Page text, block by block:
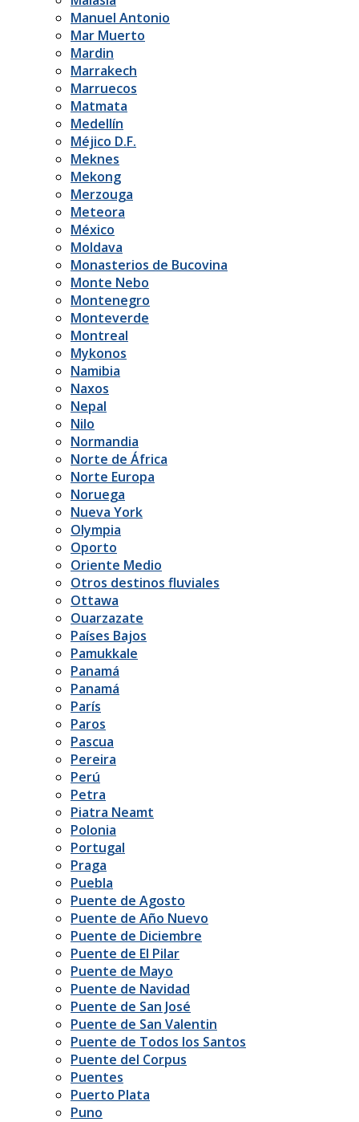
Manuel Antonio
Mar Muerto
Mardin
Marrakech
Marruecos
Matmata
Medellín
Méjico D.F.
Meknes
Mekong
Merzouga
Meteora
México
Moldava
Monasterios de Bucovina
Monte Nebo
Montenegro
Monteverde
Montreal
Mykonos
Namibia
Naxos
Nepal
Nilo
Normandia
Norte de África
Norte Europa
Noruega
Nueva York
Olympia
Oporto
Oriente Medio
Otros destinos fluviales
Ottawa
Ouarzazate
Países Bajos
Pamukkale
Panamá
Panamá
París
Paros
Pascua
Pereira
Perú
Petra
Piatra Neamt
Polonia
Portugal
Praga
Puebla
Puente de Agosto
Puente de Año Nuevo
Puente de Diciembre
Puente de El Pilar
Puente de Mayo
Puente de Navidad
Puente de San José
Puente de San Valentin
Puente de Todos los Santos
Puente del Corpus
Puentes
Puerto Plata
Puno